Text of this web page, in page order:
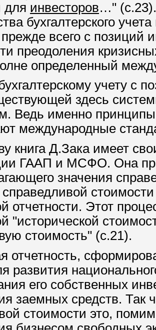
для инвесторов…"
бухгалтерского
всего с позиций
преодоления
определенный
учету с
здесь
Ведь именно
международные
книга Д.Зака имеет
ГААП и МСФО. Она
значения
отчетности. Этот
"исторической
стоимость" (с.21).
отчетность,
развития
его собственных
заемных средств.
стоимости это,